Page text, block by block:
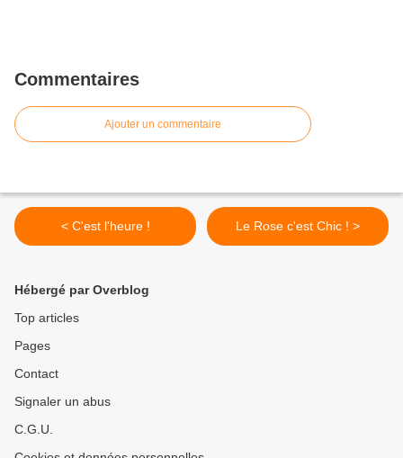
Commentaires
Ajouter un commentaire
< C'est l'heure ! Le Rose c'est Chic ! >
Hébergé par Overblog
Top articles
Pages
Contact
Signaler un abus
C.G.U.